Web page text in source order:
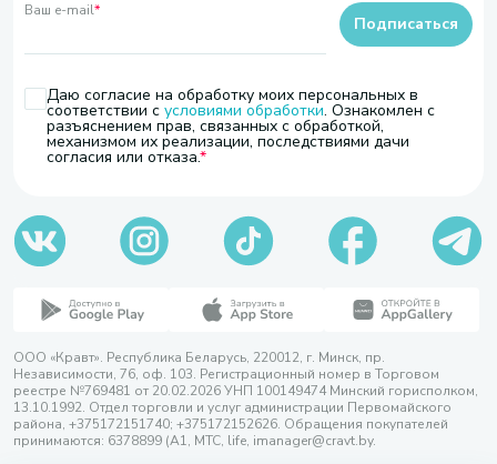
Ваш e-mail*
Даю согласие на обработку моих персональных в
соответствии с условиями обработки. Ознакомлен с
разъяснением прав, связанных с обработкой,
механизмом их реализации, последствиями дачи
согласия или отказа.
Подписаться
ООО «Кравт». Республика Беларусь, 220012, г. Минск, пр.
Независимости, 76, оф. 103. Регистрационный номер в Торговом
реестре №769481 от 20.02.2026 УНП 100149474 Минский горисполком,
13.10.1992. Отдел торговли и услуг администрации Первомайского
района, +375172151740; +375172152626. Обращения покупателей
принимаются: 6378899 (А1, МТС, life, imanager@cravt.by.